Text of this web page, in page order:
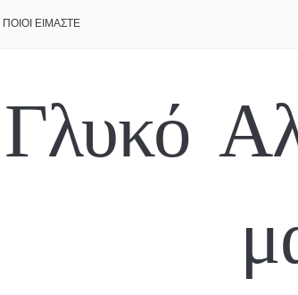
ΠΟΙΟΙ ΕΙΜΑΣΤΕ
Γλυκό